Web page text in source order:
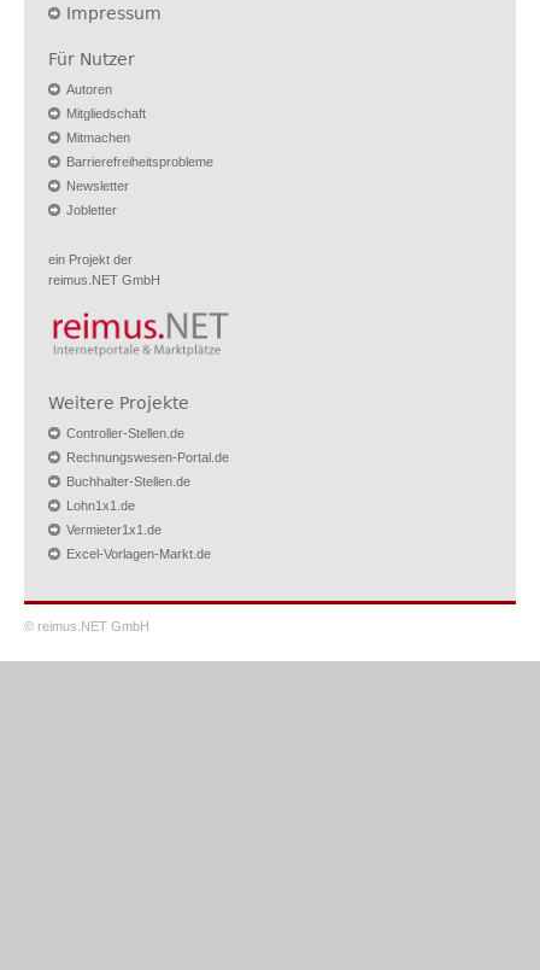
Impressum
Für Nutzer
Autoren
Mitgliedschaft
Mitmachen
Barrierefreiheitsprobleme
Newsletter
Jobletter
ein Projekt der
reimus.NET GmbH
Weitere Projekte
Controller-Stellen.de
Rechnungswesen-Portal.de
Buchhalter-Stellen.de
Lohn1x1.de
Vermieter1x1.de
Excel-Vorlagen-Markt.de
© reimus.NET GmbH